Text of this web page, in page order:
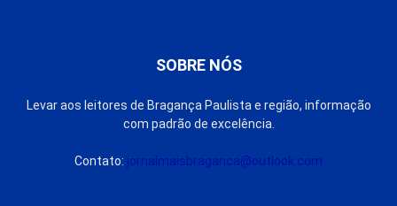
SOBRE NÓS
Levar aos leitores de Bragança Paulista e região, informação
com padrão de excelência.
Contato: jornalmaisbraganca@outlook.com